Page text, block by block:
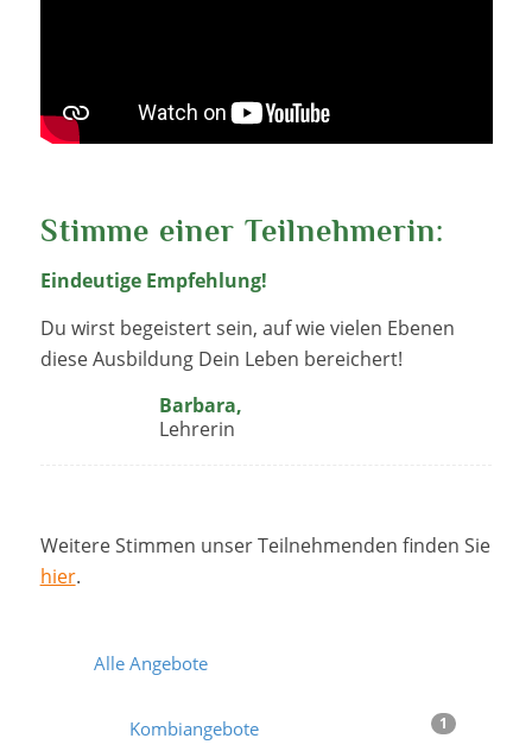
Stimme einer Teilnehmerin:
Eindeutige Empfehlung!
Du wirst begeistert sein, auf wie vielen Ebenen
diese Ausbildung Dein Leben bereichert!
Barbara,
Lehrerin
Weitere Stimmen unser Teilnehmenden finden Sie
hier.
Alle Angebote
1
Kombiangebote